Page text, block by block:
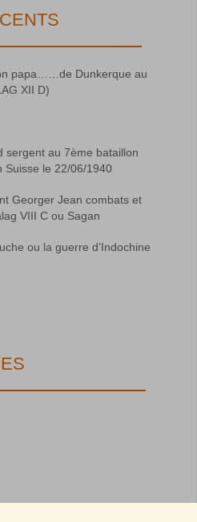
papa……de Dunkerque au
XII D)
sergent au 7ème bataillon
Suisse le 22/06/1940
Georger Jean combats et
VIII C ou Sagan
ou la guerre d’Indochine